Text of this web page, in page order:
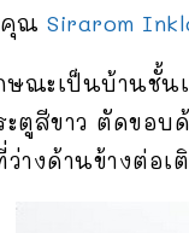
คุณ Sirarom
ณะเป็นบ้านชั้น
ะตูสีขาว ตัดขอ
างด้านข้างต่อ